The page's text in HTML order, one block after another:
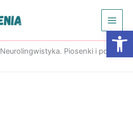
Neurolingwistyka. Piosenki i poezja